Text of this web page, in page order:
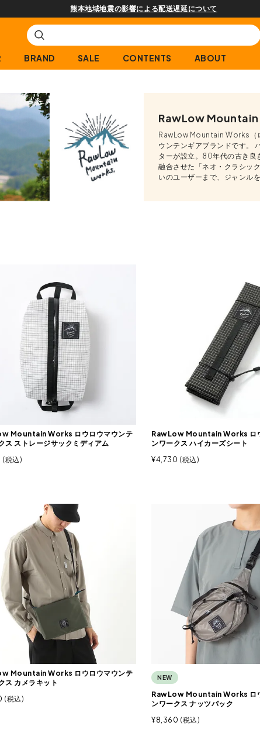
熊本地域地震の影響による配送遅延について
BRAND SALE CONTENTS ABOUT
RawLow Mountain
RawLow Mountain Works（
ウンテンギアブランドです。
ターが設立。80年代の古き良
融合させた「ネオ・クラシッ
いのユーザーまで、ジャンル
Mountain Works ロウロウマウンテ
ス ストレージサックミディアム
税込
RawLow Mountain Works ロ
ンワークス ハイカーズシート
¥4,730 税込
Mountain Works ロウロウマウンテ
ス カメラキット
税込
NEW
RawLow Mountain Works ロ
ンワークス ナッツパック
¥8,360 税込